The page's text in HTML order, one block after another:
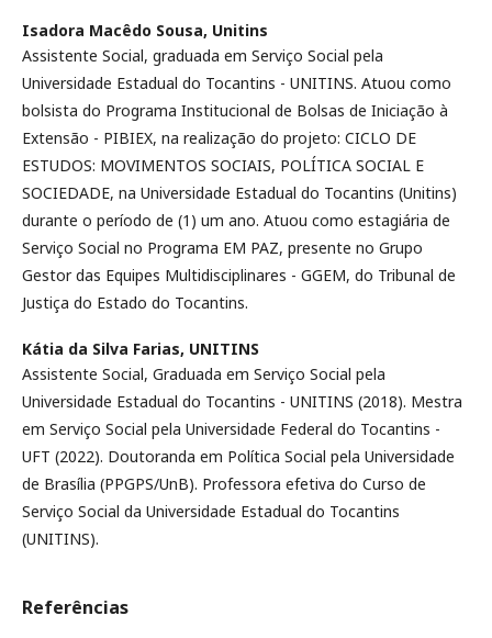
Isadora Macêdo Sousa, Unitins
Assistente Social, graduada em Serviço Social pela
Universidade Estadual do Tocantins - UNITINS. Atuou como
bolsista do Programa Institucional de Bolsas de Iniciação à
Extensão - PIBIEX, na realização do projeto: CICLO DE
ESTUDOS: MOVIMENTOS SOCIAIS, POLÍTICA SOCIAL E
SOCIEDADE, na Universidade Estadual do Tocantins (Unitins)
durante o período de (1) um ano. Atuou como estagiária de
Serviço Social no Programa EM PAZ, presente no Grupo
Gestor das Equipes Multidisciplinares - GGEM, do Tribunal de
Justiça do Estado do Tocantins.
Kátia da Silva Farias, UNITINS
Assistente Social, Graduada em Serviço Social pela
Universidade Estadual do Tocantins - UNITINS (2018). Mestra
em Serviço Social pela Universidade Federal do Tocantins -
UFT (2022). Doutoranda em Política Social pela Universidade
de Brasília (PPGPS/UnB). Professora efetiva do Curso de
Serviço Social da Universidade Estadual do Tocantins
(UNITINS).
Referências